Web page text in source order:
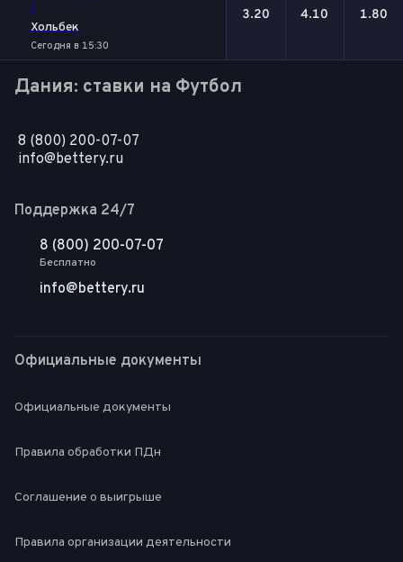
-
Хольбек
Сегодня в 15:30
3.20 4.10 1.80
Дания: ставки на Футбол
8 (800) 200-07-07
info@bettery.ru
Поддержка 24/7
8 (800) 200-07-07
Бесплатно
info@bettery.ru
Официальные документы
Официальные документы
Правила обработки ПДн
Соглашение о выигрыше
Правила организации деятельности